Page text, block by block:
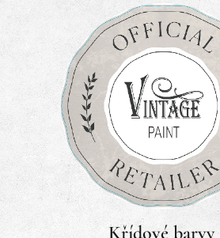
Křídové barvy